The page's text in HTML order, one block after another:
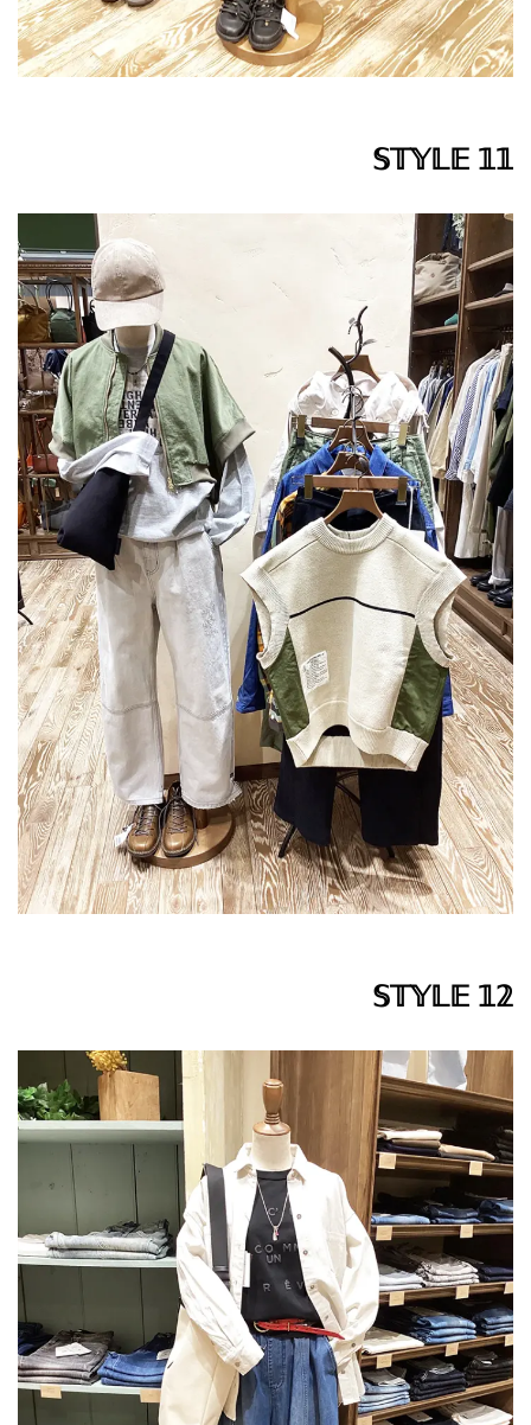
𝕊𝕋𝕐𝕃𝔼 𝟙𝟙
𝕊𝕋𝕐𝕃𝔼 𝟙𝟚